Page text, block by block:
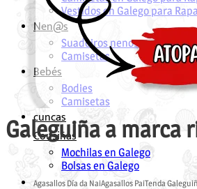
Vestidos en Galego para
Nen@s
Suadoiros nenos
Camisetas
Bebés
Bodies
Camisetas
cuncas
Cousiñas
Mochilas en Galego
Bolsas en Galego
Agasallos Día da NaiAgasallos PaiTenda
Galeguiña a marca